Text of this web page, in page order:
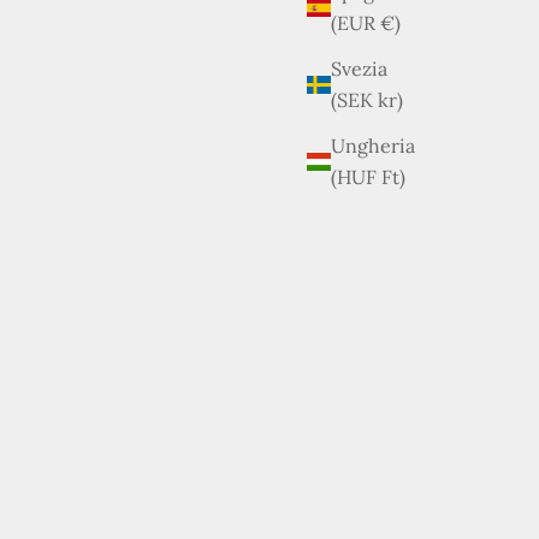
(EUR €)
Svezia
(SEK kr)
Ungheria
(HUF Ft)